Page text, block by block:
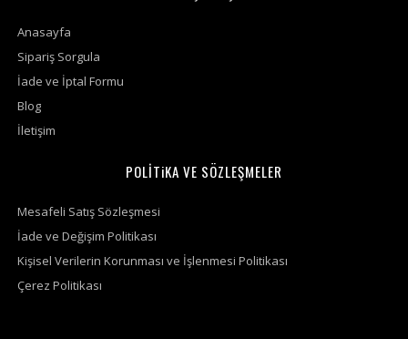
Anasayfa
Sipariş Sorgula
İade ve İptal Formu
Blog
İletişim
POLİTiKA VE SÖZLEŞMELER
Mesafeli Satış Sözleşmesi
İade ve Değişim Politikası
Kişisel Verilerin Korunması ve İşlenmesi Politikası
Çerez Politikası